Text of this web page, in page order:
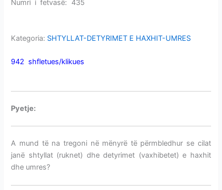
Numri i fetvasë: 435
Kategoria: SHTYLLAT-DETYRIMET E HAXHIT-UMRES
942 shfletues/klikues
Pyetje:
A mund të na tregoni në mënyrë të përmbledhur se cilat
janë shtyllat (ruknet) dhe detyrimet (vaxhibetet) e haxhit
dhe umres?